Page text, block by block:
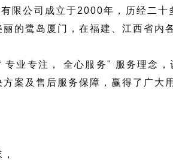
公司成立于2000年，历经二十
的鹭岛厦门，在福建、江西省内
方案 及售后服务保障，赢得了广大